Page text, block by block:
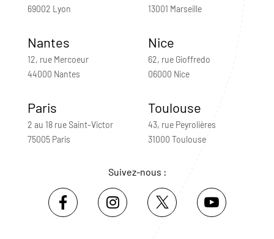
69002 Lyon
13001 Marseille
Nantes
12, rue Mercoeur
44000 Nantes
Nice
62, rue Gioffredo
06000 Nice
Paris
2 au 18 rue Saint-Victor
75005 Paris
Toulouse
43, rue Peyrolières
31000 Toulouse
Suivez-nous :